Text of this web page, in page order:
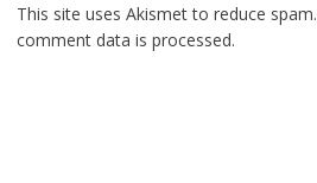
This site uses Akismet to reduce spam.
comment data is processed.